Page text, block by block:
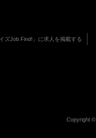
ズJob Find!」に求人を掲載する
Copyright ©